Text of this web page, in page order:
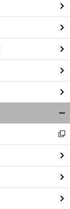
へ
る
閉
る
新
し
い
ウ
ィ
ン
ド